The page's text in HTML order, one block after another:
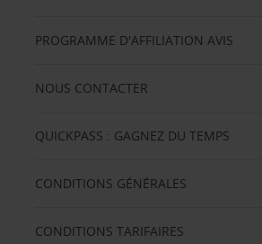
PROGRAMME D'AFFILIATION AVIS
NOUS CONTACTER
QUICKPASS : GAGNEZ DU TEMPS
CONDITIONS GÉNÉRALES
CONDITIONS TARIFAIRES